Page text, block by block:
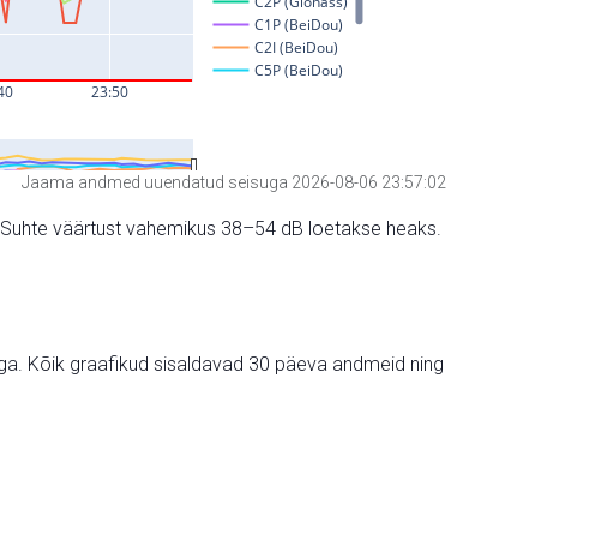
Jaama andmed uuendatud seisuga 2026-08-06 23:57:02
väärtust vahemikus 38–54 dB loetakse heaks.
Kõik graafikud sisaldavad 30 päeva andmeid ning